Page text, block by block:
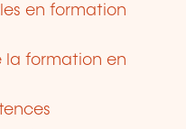
en formation
la formation en